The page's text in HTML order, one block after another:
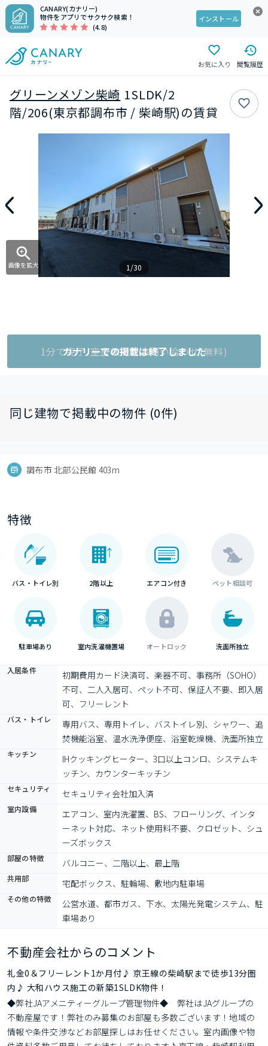
CANARY(カナリー)
物件をアプリでサクサク検索！
(4.8)
インストール
お気に入り 閲覧履歴
グリーンメゾン柴崎 1SLDK/2
階/206(東京都調布市 / 柴崎駅)の賃貸
画像を拡大 1/30
1分で完了!空室状況をお問い合わせ(無料)
カナリーでの掲載は終了しました
同じ建物で掲載中の物件 (0件)
調布市 北部公民館 403m
特徴
バス・トイレ別 2階以上 エアコン付き ペット相談可
駐車場あり 室内洗濯機置場 オートロック 洗面所独立
入居条件
初期費用カード決済可、楽器不可、事務所（SOHO）
不可、二人入居可、ペット不可、保証人不要、即入居
可、フリーレント
バス・トイレ
専用バス、専用トイレ、バストイレ別、シャワー、追
焚機能浴室、温水洗浄便座、浴室乾燥機、洗面所独立
キッチン
IHクッキングヒーター、3口以上コンロ、システムキ
ッチン、カウンターキッチン
セキュリティ セキュリティ会社加入済
室内設備
エアコン、室内洗濯置、BS、フローリング、インタ
ーネット対応、ネット使用料不要、クロゼット、シュ
ーズボックス
部屋の特徴 バルコニー、二階以上、最上階
共用部 宅配ボックス、駐輪場、敷地内駐車場
その他の特徴
公営水道、都市ガス、下水、太陽光発電システム、駐
車場あり
不動産会社からのコメント
礼金0＆フリーレント1か月付♪ 京王線の柴崎駅まで徒歩13分圏
内♪ 大和ハウス施工の新築1SLDK物件！
◆弊社JAアメニティーグループ管理物件◆　弊社はJAグループの
不動産屋です！弊社のみ募集のお部屋も多数ございます！地域の
情報や条件交渉などお部屋探しはお任せください。室内画像や物